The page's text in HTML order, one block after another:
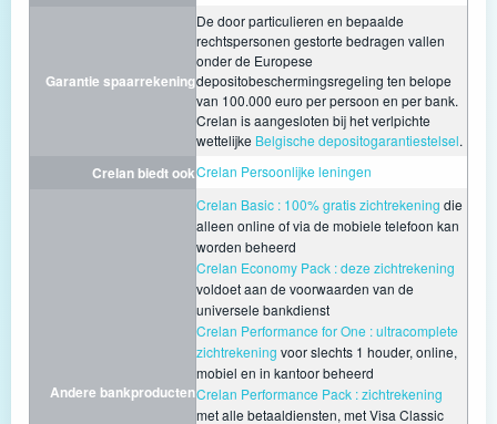
Garantie spaarrekening
De door particulieren en bepaalde
rechtspersonen gestorte bedragen vallen
onder de Europese
depositobeschermingsregeling ten belope
van 100.000 euro per persoon en per bank.
Crelan is aangesloten bij het verlpichte
wettelijke Belgische depositogarantiestelsel.
Crelan biedt ookCrelan Persoonlijke leningen
Andere bankproducten
Crelan Basic : 100% gratis zichtrekening die
alleen online of via de mobiele telefoon kan
worden beheerd
Crelan Economy Pack : deze zichtrekening
voldoet aan de voorwaarden van de
universele bankdienst
Crelan Performance for One : ultracomplete
zichtrekening voor slechts 1 houder, online,
mobiel en in kantoor beheerd
Crelan Performance Pack : zichtrekening
met alle betaaldiensten, met Visa Classic